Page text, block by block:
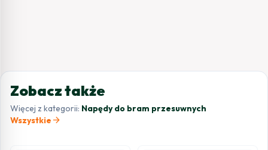
Zobacz także
Więcej z kategorii: Napędy do bram przesuwnych
Wszystkie arrow_forward